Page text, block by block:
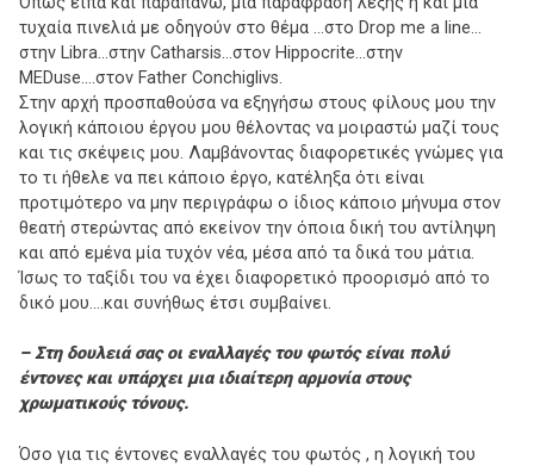
τυχαία πινελιά με οδηγούν στο θέμα …στο Drop me a line…
στην Libra…στην Catharsis…στον Hippocrite…στην
MEDuse….στον Father Conchiglivs.
Στην αρχή προσπαθούσα να εξηγήσω στους φίλους μου την
λογική κάποιου έργου μου θέλοντας να μοιραστώ μαζί τους
και τις σκέψεις μου. Λαμβάνοντας διαφορετικές γνώμες για
το τι ήθελε να πει κάποιο έργο, κατέληξα ότι είναι
προτιμότερο να μην περιγράφω ο ίδιος κάποιο μήνυμα στον
θεατή στερώντας από εκείνον την όποια δική του αντίληψη
και από εμένα μία τυχόν νέα, μέσα από τα δικά του μάτια.
Ίσως το ταξίδι του να έχει διαφορετικό προορισμό από το
δικό μου….και συνήθως έτσι συμβαίνει.
– Στη δουλειά σας οι εναλλαγές του φωτός είναι πολύ
έντονες και υπάρχει μια ιδιαίτερη αρμονία στους
χρωματικούς τόνους.
Όσο για τις έντονες εναλλαγές του φωτός , η λογική του